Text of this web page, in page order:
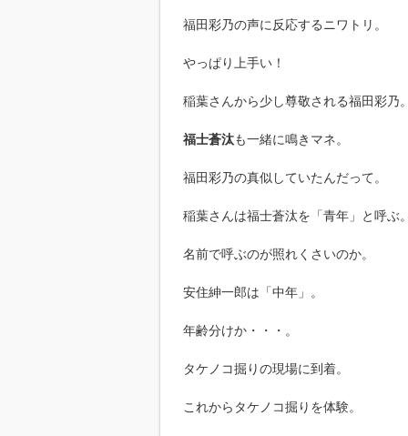
福田彩乃の声に反応するニワトリ。
やっぱり上手い！
稲葉さんから少し尊敬される福田彩乃。
福士蒼汰も一緒に鳴きマネ。
福田彩乃の真似していたんだって。
稲葉さんは福士蒼汰を「青年」と呼ぶ。
名前で呼ぶのが照れくさいのか。
安住紳一郎は「中年」。
年齢分けか・・・。
タケノコ掘りの現場に到着。
これからタケノコ掘りを体験。